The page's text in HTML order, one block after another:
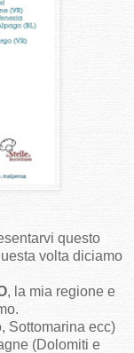
questo
volta diciamo
, la mia regione e
Sottomarina ecc)
(Dolomiti e